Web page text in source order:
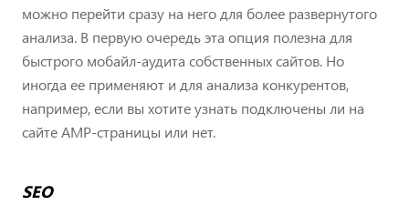
можно перейти сразу на него для более развернутого
анализа. В первую очередь эта опция полезна для
быстрого мобайл-аудита собственных сайтов. Но
иногда ее применяют и для анализа конкурентов,
например, если вы хотите узнать подключены ли на
сайте AMP-страницы или нет.
SEO